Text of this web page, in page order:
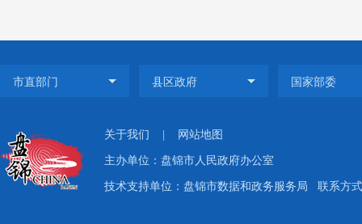
护理业
理服务
关于我们 网站地图
主办单位：盘锦市人民政府办公室
技术支持单位：盘锦市数据和政务服务局 联系方